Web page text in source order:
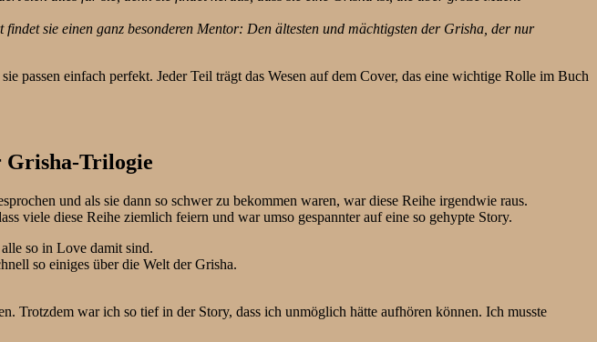
sie einen ganz besonderen Mentor: Den ältesten und mächtigsten der Grisha, der nur
passen einfach perfekt. Jeder Teil trägt das Wesen auf dem Cover, das eine wichtige Rolle im Buch
Grisha-Trilogie
und als sie dann so schwer zu bekommen waren, war diese Reihe irgendwie raus.
viele diese Reihe ziemlich feiern und war umso gespannter auf eine so gehypte Story.
so in Love damit sind.
so einiges über die Welt der Grisha.
Trotzdem war ich so tief in der Story, dass ich unmöglich hätte aufhören können. Ich musste